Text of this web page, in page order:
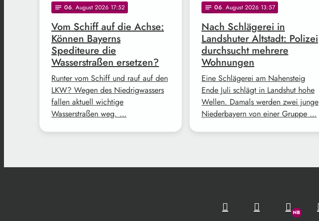
notes 06. August 2026 17:52
Vom Schiff auf die Achse:
Können Bayerns
Spediteure die
Wasserstraßen ersetzen?
Runter vom Schiff und rauf auf den
LKW? Wegen des Niedrigwassers
fallen aktuell wichtige
Wasserstraßen weg. …
notes 06. August 2026 13:57
Nach Schlägerei in
Landshuter Altstadt: Polizei
durchsucht mehrere
Wohnungen
Eine Schlägerei am Nahensteig
Ende Juli schlägt in Landshut hohe
Wellen. Damals werden zwei junge
Niederbayern von einer Gruppe …